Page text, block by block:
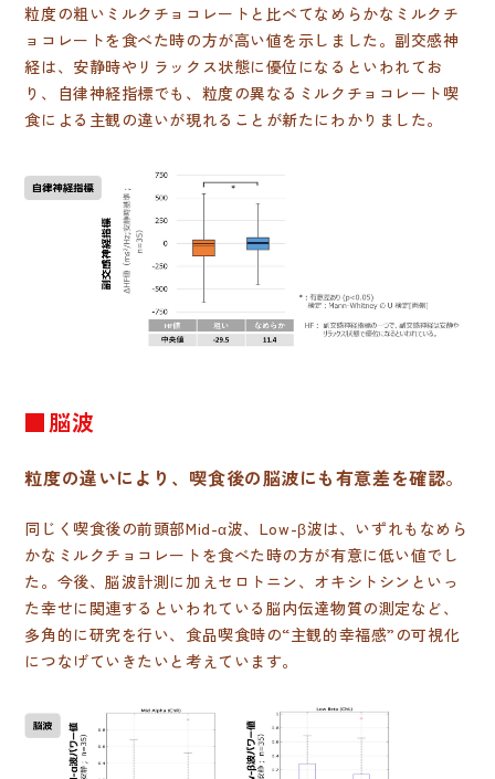
粒度の粗いミルクチョコレートと比べてなめらかなミルクチ
ョコレートを食べた時の方が高い値を示しました。副交感神
経は、安静時やリラックス状態に優位になるといわれてお
り、自律神経指標でも、粒度の異なるミルクチョコレート喫
食による主観の違いが現れることが新たにわかりました。
■脳波
粒度の違いにより、喫食後の脳波にも有意差を確認。
同じく喫食後の前頭部Mid-α波、Low-β波は、いずれもなめら
かなミルクチョコレートを食べた時の方が有意に低い値でし
た。今後、脳波計測に加えセロトニン、オキシトシンといっ
た幸せに関連するといわれている脳内伝達物質の測定など、
多角的に研究を行い、食品喫食時の“主観的幸福感”の可視化
につなげていきたいと考えています。